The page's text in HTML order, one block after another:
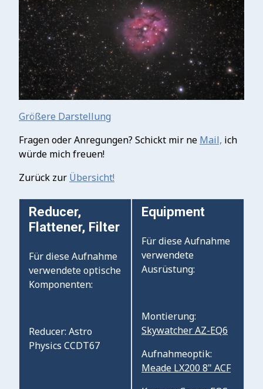
Größere Darstellung
Fragen oder Anregungen? Schickt mir ne Mail, ich
würde mich freuen!
Zurück zur Übersicht!
Reducer,
Flattener, Filter
Für diese Aufnahme
verwendete optische
Komponenten:
Reducer: Astro
Physics CCDT67
Equipment
Für diese Aufnahme
verwendete
Ausrüstung:
Montierung:
Skywatcher AZ-EQ6
Aufnahmeoptik:
Meade LX200 8" ACF